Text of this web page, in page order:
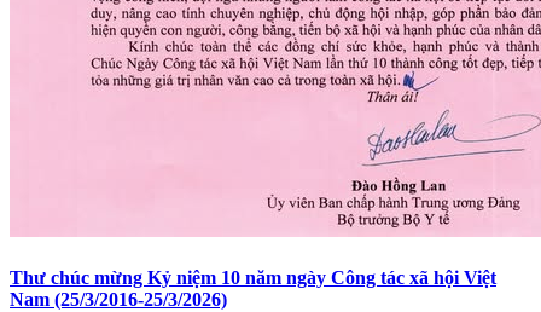
Thư chúc mừng Kỷ niệm 10 năm ngày Công tác xã hội Việt
Nam (25/3/2016-25/3/2026)